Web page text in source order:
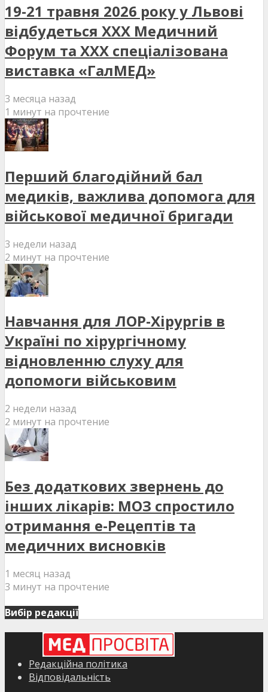
19-21 травня 2026 року у Львові
відбудеться XXX Медичний
Форум та XXX спеціалізована
виставка «ГалМЕД»
3 месяца назад
1 минут на прочтение
Перший благодійний бал
медиків, важлива допомога для
військової медичної бригади
3 недели назад
2 минут на прочтение
Навчання для ЛОР-Хірургів в
Україні по хірургічному
відновленню слуху для
допомоги військовим
2 недели назад
2 минут на прочтение
Без додаткових звернень до
інших лікарів: МОЗ спростило
отримання е-Рецептів та
медичних висновків
1 месяц назад
3 минут на прочтение
Вибір редакції
Редакційна політика
Відповідальність